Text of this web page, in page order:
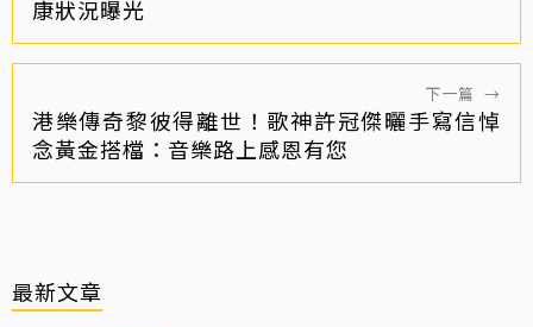
康狀況曝光
下一篇 →
港樂傳奇黎彼得離世！歌神許冠傑曬手寫信悼
念黃金搭檔：音樂路上感恩有您
最新文章